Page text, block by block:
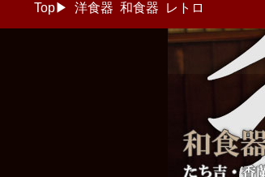
Top▶ 洋食器 和食器 レトロ